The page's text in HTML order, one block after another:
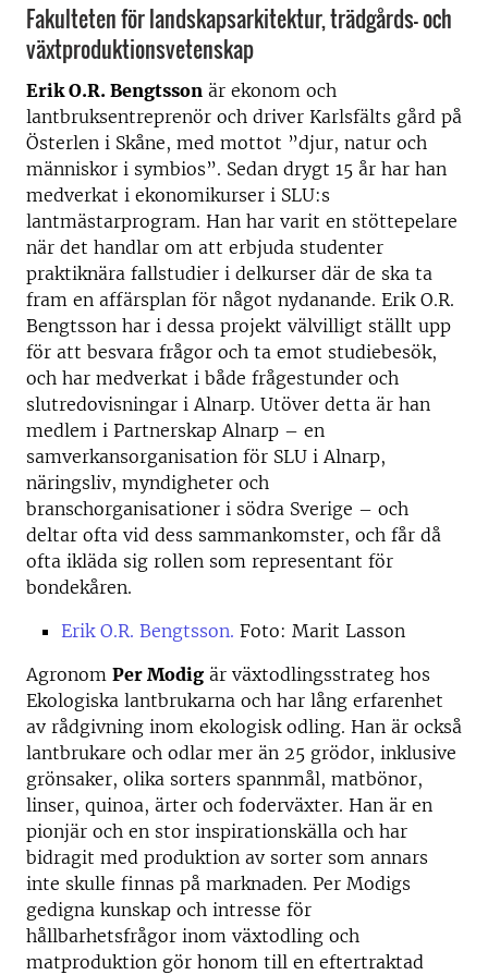
Fakulteten för landskapsarkitektur, trädgårds- och
växtproduktionsvetenskap
Erik O.R. Bengtsson är ekonom och
lantbruksentreprenör och driver Karlsfälts gård på
Österlen i Skåne, med mottot ”djur, natur och
människor i symbios”. Sedan drygt 15 år har han
medverkat i ekonomikurser i SLU:s
lantmästarprogram. Han har varit en stöttepelare
när det handlar om att erbjuda studenter
praktiknära fallstudier i delkurser där de ska ta
fram en affärsplan för något nydanande. Erik O.R.
Bengtsson har i dessa projekt välvilligt ställt upp
för att besvara frågor och ta emot studiebesök,
och har medverkat i både frågestunder och
slutredovisningar i Alnarp. Utöver detta är han
medlem i Partnerskap Alnarp – en
samverkansorganisation för SLU i Alnarp,
näringsliv, myndigheter och
branschorganisationer i södra Sverige – och
deltar ofta vid dess sammankomster, och får då
ofta ikläda sig rollen som representant för
bondekåren.
Erik O.R. Bengtsson. Foto: Marit Lasson
Agronom Per Modig är växtodlingsstrateg hos
Ekologiska lantbrukarna och har lång erfarenhet
av rådgivning inom ekologisk odling. Han är också
lantbrukare och odlar mer än 25 grödor, inklusive
grönsaker, olika sorters spannmål, matbönor,
linser, quinoa, ärter och foderväxter. Han är en
pionjär och en stor inspirationskälla och har
bidragit med produktion av sorter som annars
inte skulle finnas på marknaden. Per Modigs
gedigna kunskap och intresse för
hållbarhetsfrågor inom växtodling och
matproduktion gör honom till en eftertraktad